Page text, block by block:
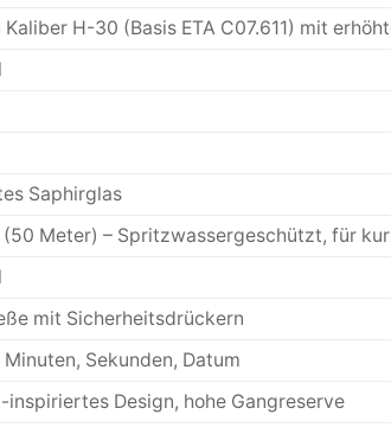
H-30 (Basis ETA C07.611) mit
Saphirglas
(50 Meter) – Spritzwassergeschützt, für
mit Sicherheitsdrückern
Minuten, Sekunden, Datum
Design, hohe Gangreserve